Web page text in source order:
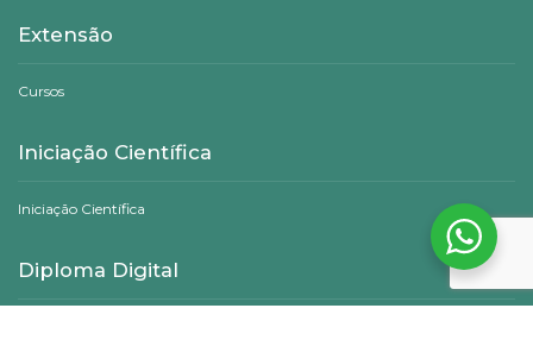
Extensão
Cursos
Iniciação Científica
Iniciação Científica
Diploma Digital